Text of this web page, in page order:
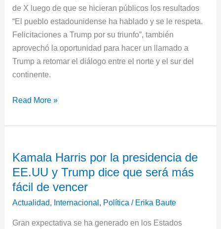
de X luego de que se hicieran públicos los resultados
“El pueblo estadounidense ha hablado y se le respeta.
Felicitaciones a Trump por su triunfo”, también
aprovechó la oportunidad para hacer un llamado a
Trump a retomar el diálogo entre el norte y el sur del
continente.
Read More »
Kamala Harris por la presidencia de
EE.UU y Trump dice que será más
fácil de vencer
Actualidad, Internacional, Política / Erika Baute
Gran expectativa se ha generado en los Estados
Harris
por
la
EE.UU